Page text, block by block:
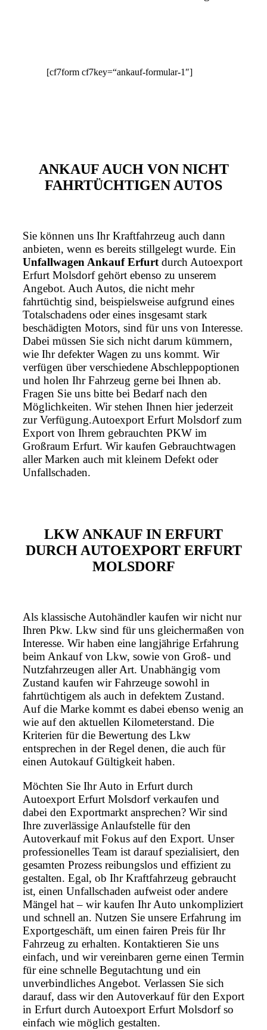
[cf7form cf7key=“ankauf-formular-1″]
ANKAUF AUCH VON NICHT
FAHRTÜCHTIGEN AUTOS
Sie können uns Ihr Kraftfahrzeug auch dann
anbieten, wenn es bereits stillgelegt wurde. Ein
Unfallwagen Ankauf Erfurt durch Autoexport
Erfurt Molsdorf gehört ebenso zu unserem
Angebot. Auch Autos, die nicht mehr
fahrtüchtig sind, beispielsweise aufgrund eines
Totalschadens oder eines insgesamt stark
beschädigten Motors, sind für uns von Interesse.
Dabei müssen Sie sich nicht darum kümmern,
wie Ihr defekter Wagen zu uns kommt. Wir
verfügen über verschiedene Abschleppoptionen
und holen Ihr Fahrzeug gerne bei Ihnen ab.
Fragen Sie uns bitte bei Bedarf nach den
Möglichkeiten. Wir stehen Ihnen hier jederzeit
zur Verfügung.Autoexport Erfurt Molsdorf zum
Export von Ihrem gebrauchten PKW im
Großraum Erfurt. Wir kaufen Gebrauchtwagen
aller Marken auch mit kleinem Defekt oder
Unfallschaden.
LKW ANKAUF IN ERFURT
DURCH AUTOEXPORT ERFURT
MOLSDORF
Als klassische Autohändler kaufen wir nicht nur
Ihren Pkw. Lkw sind für uns gleichermaßen von
Interesse. Wir haben eine langjährige Erfahrung
beim Ankauf von Lkw, sowie von Groß- und
Nutzfahrzeugen aller Art. Unabhängig vom
Zustand kaufen wir Fahrzeuge sowohl in
fahrtüchtigem als auch in defektem Zustand.
Auf die Marke kommt es dabei ebenso wenig an
wie auf den aktuellen Kilometerstand. Die
Kriterien für die Bewertung des Lkw
entsprechen in der Regel denen, die auch für
einen Autokauf Gültigkeit haben.
Möchten Sie Ihr Auto in Erfurt durch
Autoexport Erfurt Molsdorf verkaufen und
dabei den Exportmarkt ansprechen? Wir sind
Ihre zuverlässige Anlaufstelle für den
Autoverkauf mit Fokus auf den Export. Unser
professionelles Team ist darauf spezialisiert, den
gesamten Prozess reibungslos und effizient zu
gestalten. Egal, ob Ihr Kraftfahrzeug gebraucht
ist, einen Unfallschaden aufweist oder andere
Mängel hat – wir kaufen Ihr Auto unkompliziert
und schnell an. Nutzen Sie unsere Erfahrung im
Exportgeschäft, um einen fairen Preis für Ihr
Fahrzeug zu erhalten. Kontaktieren Sie uns
einfach, und wir vereinbaren gerne einen Termin
für eine schnelle Begutachtung und ein
unverbindliches Angebot. Verlassen Sie sich
darauf, dass wir den Autoverkauf für den Export
in Erfurt durch Autoexport Erfurt Molsdorf so
einfach wie möglich gestalten.